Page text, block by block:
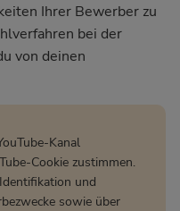
Ihrer Bewerber zu
bei der
von deinen
Kanal
Cookie zustimmen.
und
sowie über